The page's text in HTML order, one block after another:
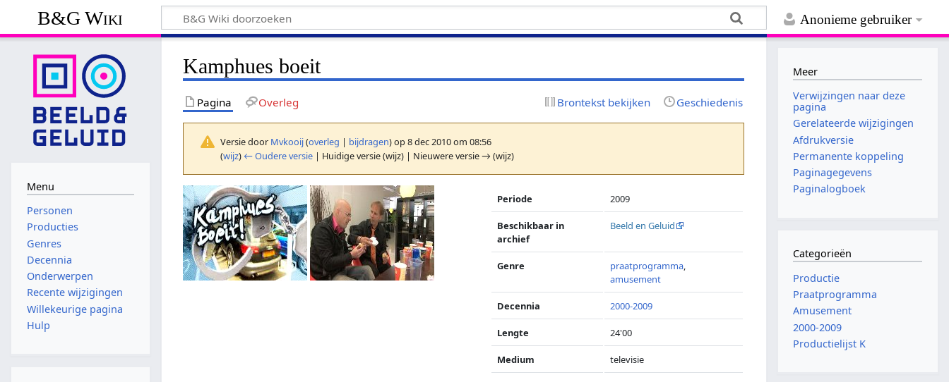
Anonieme gebruiker
B&G Wiki
Kamphues boeit
Pagina Overleg Brontekst bekijken Geschiedenis
Versie door Mvkooij(overleg | bijdragen)op 8 dec 2010 om 08:56
(wijz) ← Oudere versie | Huidige versie (wijz) | Nieuwere versie → (wijz)
Periode 2009
Beschikbaar in
archief
Beeld en Geluid
Genre praatprogramma,
amusement
Decennia 2000-2009
Lengte 24'00
Medium televisie
Menu
Personen
Producties
Genres
Decennia
Onderwerpen
Recente wijzigingen
Willekeurige pagina
Hulp
Meer
Verwijzingen naar deze
pagina
Gerelateerde wijzigingen
Afdrukversie
Permanente koppeling
Paginagegevens
Paginalogboek
Categorieën
Productie
Praatprogramma
Amusement
2000-2009
Productielijst K